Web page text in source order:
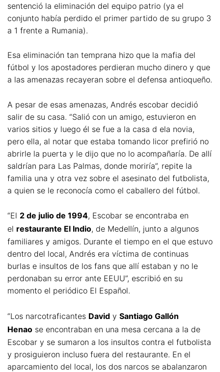
sentenció la eliminación del equipo patrio (ya el
conjunto había perdido el primer partido de su grupo 3
a 1 frente a Rumania).
Esa eliminación tan temprana hizo que la mafia del
fútbol y los apostadores perdieran mucho dinero y que
a las amenazas recayeran sobre el defensa antioqueño.
A pesar de esas amenazas, Andrés escobar decidió
salir de su casa. “Salió con un amigo, estuvieron en
varios sitios y luego él se fue a la casa d ela novia,
pero ella, al notar que estaba tomando licor prefirió no
abrirle la puerta y le dijo que no lo acompañaría. De allí
saldrían para Las Palmas, donde moriría”, repite la
familia una y otra vez sobre el asesinato del futbolista,
a quien se le reconocía como el caballero del fútbol.
“El 2 de julio de 1994, Escobar se encontraba en
el restaurante El Indio, de Medellín, junto a algunos
familiares y amigos. Durante el tiempo en el que estuvo
dentro del local, Andrés era víctima de continuas
burlas e insultos de los fans que allí estaban y no le
perdonaban su error ante EEUU”, escribió en su
momento el periódico El Español.
“Los narcotraficantes David y Santiago Gallón
Henao se encontraban en una mesa cercana a la de
Escobar y se sumaron a los insultos contra el futbolista
y prosiguieron incluso fuera del restaurante. En el
aparcamiento del local, los dos narcos se abalanzaron